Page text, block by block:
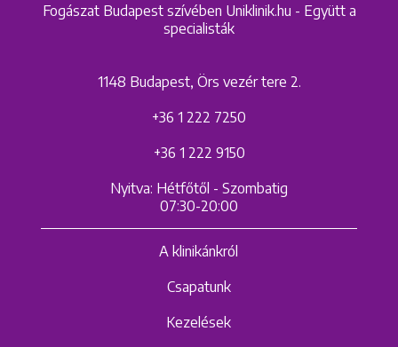
Fogászat Budapest szívében Uniklinik.hu - Együtt a
specialisták
1148 Budapest, Örs vezér tere 2.
+36 1 222 7250
+36 1 222 9150
Nyitva: Hétfőtől - Szombatig
07:30-20:00
A klinikánkról
Csapatunk
Kezelések